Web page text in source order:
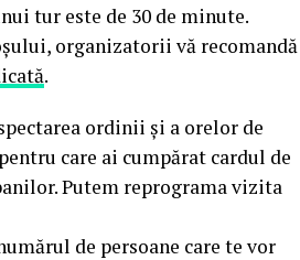
tur este de 30 de minute.
organizatorii vă recomandă
.
ordinii și a orelor de
care ai cumpărat cardul de
Putem reprograma vizita
de persoane care te vor